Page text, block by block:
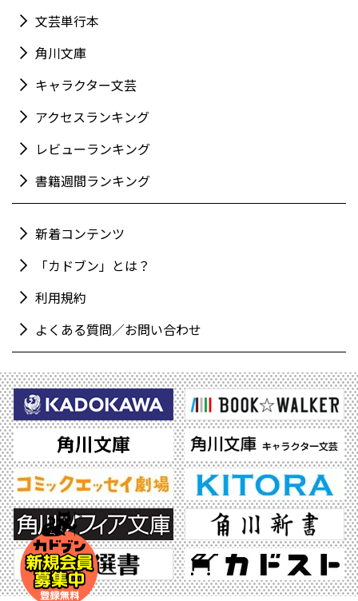
文芸単行本
角川文庫
キャラクター文芸
アクセスランキング
レビューランキング
書籍週間ランキング
新着コンテンツ
「カドブン」とは？
利用規約
よくある質問／お問い合わせ